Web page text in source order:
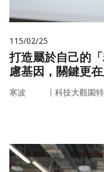
115/02/25
打造屬於自己的
慮基因，關鍵更
寒波 ｜ 科技大觀園